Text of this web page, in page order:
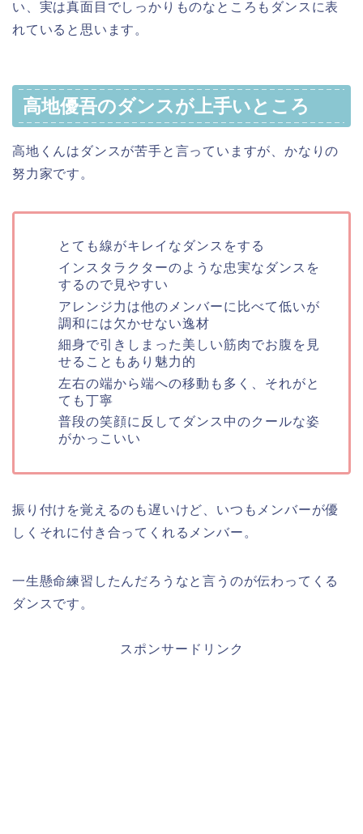
い、実は真面目でしっかりものなところもダンスに表
れていると思います。
高地優吾のダンスが上手いところ
高地くんはダンスが苦手と言っていますが、かなりの
努力家です。
とても線がキレイなダンスをする
インスタラクターのような忠実なダンスを
するので見やすい
アレンジ力は他のメンバーに比べて低いが
調和には欠かせない逸材
細身で引きしまった美しい筋肉でお腹を見
せることもあり魅力的
左右の端から端への移動も多く、それがと
ても丁寧
普段の笑顔に反してダンス中のクールな姿
がかっこいい
振り付けを覚えるのも遅いけど、いつもメンバーが優
しくそれに付き合ってくれるメンバー。
一生懸命練習したんだろうなと言うのが伝わってくる
ダンスです。
スポンサードリンク